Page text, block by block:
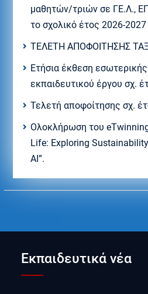
μαθητών/τριών σε ΓΕ.Λ.,
το σχολικό έτος 2026-2027
ΤΕΛΕΤΗ ΑΠΟΦΟΙΤΗΣΗΣ
Ετήσια έκθεση
εκπαιδευτικού έργου σχ.
Τελετή αποφοίτησης σχ.
Ολοκλήρωση του
Life: Exploring
AI”.
Εκπαιδευτικά νέα